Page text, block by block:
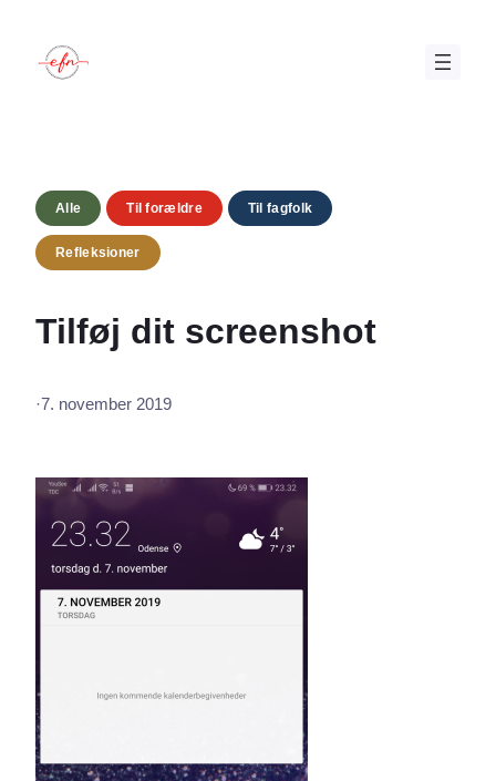
indhold
Alle Til forældre Til fagfolk
Refleksioner
Tilføj dit screenshot
·7. november 2019